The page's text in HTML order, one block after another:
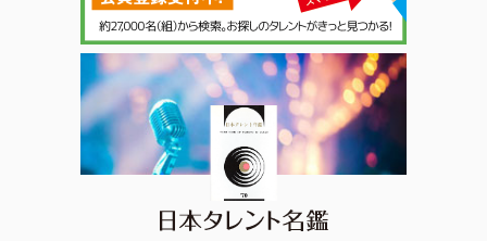
日本タレント名鑑